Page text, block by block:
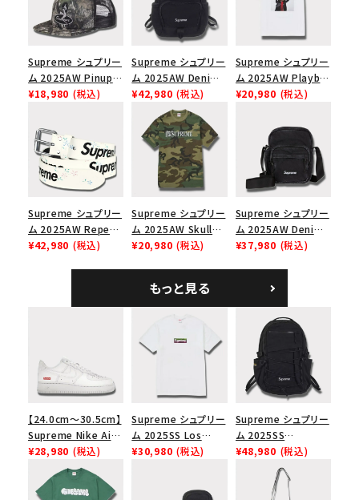
Supreme シュプリー
ム 2025AW Pinup
Mesh Back 5-Panel
ュバック 5パネルキャ
ップ トゥルーティン
バーHTC フォールカ
¥18,980 (税込)
Supreme シュプリー
ム 2025AW Denim
Backpack デニム バ
ックパック ブラック
¥42,980 (税込)
Supreme シュプリー
ム 2025AW Playboi
Carti Tee プレイボ
¥20,980 (税込)
Supreme シュプリー
ム 2025AW Repeat
Leather Belt リピー
¥42,980 (税込)
Supreme シュプリー
ム 2025AW Skull
Tee スカル Tシャ
¥20,980 (税込)
Supreme シュプリー
ム 2025AW Denim
Shoulder Bag デニ
¥37,980 (税込)
もっと見る
【24.0cm～30.5cm】
Supreme Nike Air
Force 1 Low シュプ
リーム ナイキエアフォ
ース１スニーカー シ
¥28,980 (税込)
Supreme シュプリー
ム 2025SS Los
Angeles Fire Relief
¥30,980 (税込)
Supreme シュプリー
ム 2025SS
Backpack バックパッ
ク ブラック 黒
¥48,980 (税込)